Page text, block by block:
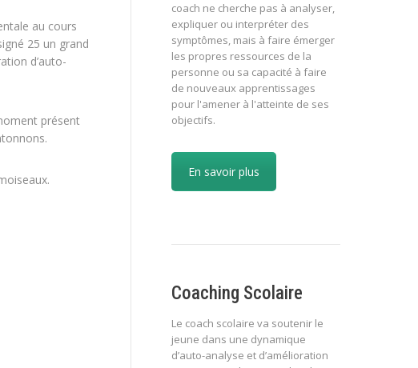
au cours
25 un grand
d’auto-
présent
coach ne cherche pas à analyser,
expliquer ou interpréter des
symptômes, mais à faire émerger
les propres ressources de la
personne ou sa capacité à faire
de nouveaux apprentissages
pour l'amener à l'atteinte de ses
objectifs.
En savoir plus
Coaching Scolaire
Le coach scolaire va soutenir le
jeune dans une dynamique
d’auto-analyse et d’amélioration